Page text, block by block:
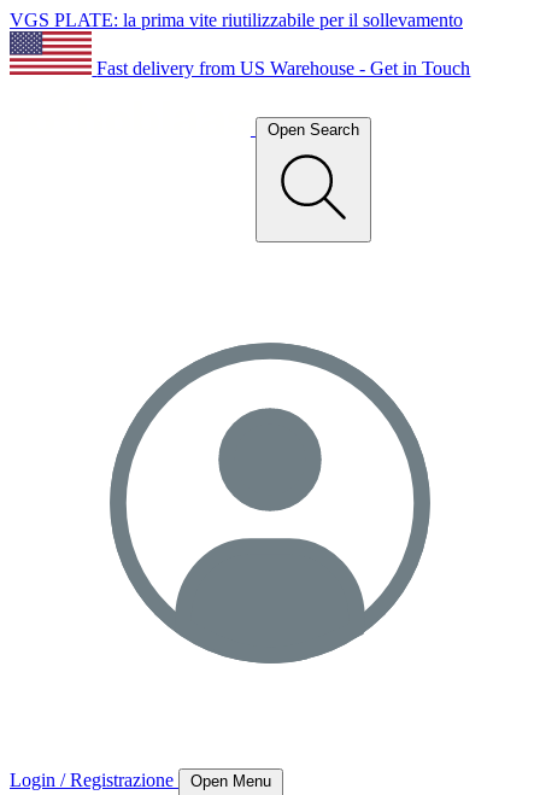
VGS PLATE: la prima vite riutilizzabile per il sollevamento
Fast delivery from US Warehouse - Get in Touch
Open Search
Login / Registrazione Open Menu